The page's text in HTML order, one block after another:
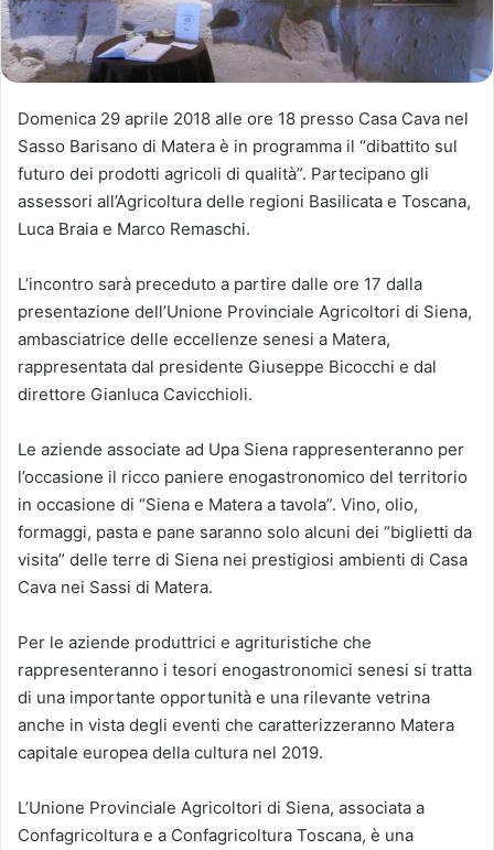
Domenica 29 aprile 2018 alle ore 18 presso Casa Cava nel
Sasso Barisano di Matera è in programma il “dibattito sul
futuro dei prodotti agricoli di qualità”. Partecipano gli
assessori all’Agricoltura delle regioni Basilicata e Toscana,
Luca Braia e Marco Remaschi.
L’incontro sarà preceduto a partire dalle ore 17 dalla
presentazione dell’Unione Provinciale Agricoltori di Siena,
ambasciatrice delle eccellenze senesi a Matera,
rappresentata dal presidente Giuseppe Bicocchi e dal
direttore Gianluca Cavicchioli.
Le aziende associate ad Upa Siena rappresenteranno per
l’occasione il ricco paniere enogastronomico del territorio
in occasione di “Siena e Matera a tavola”. Vino, olio,
formaggi, pasta e pane saranno solo alcuni dei “biglietti da
visita” delle terre di Siena nei prestigiosi ambienti di Casa
Cava nei Sassi di Matera.
Per le aziende produttrici e agrituristiche che
rappresenteranno i tesori enogastronomici senesi si tratta
di una importante opportunità e una rilevante vetrina
anche in vista degli eventi che caratterizzeranno Matera
capitale europea della cultura nel 2019.
L’Unione Provinciale Agricoltori di Siena, associata a
Confagricoltura e a Confagricoltura Toscana, è una